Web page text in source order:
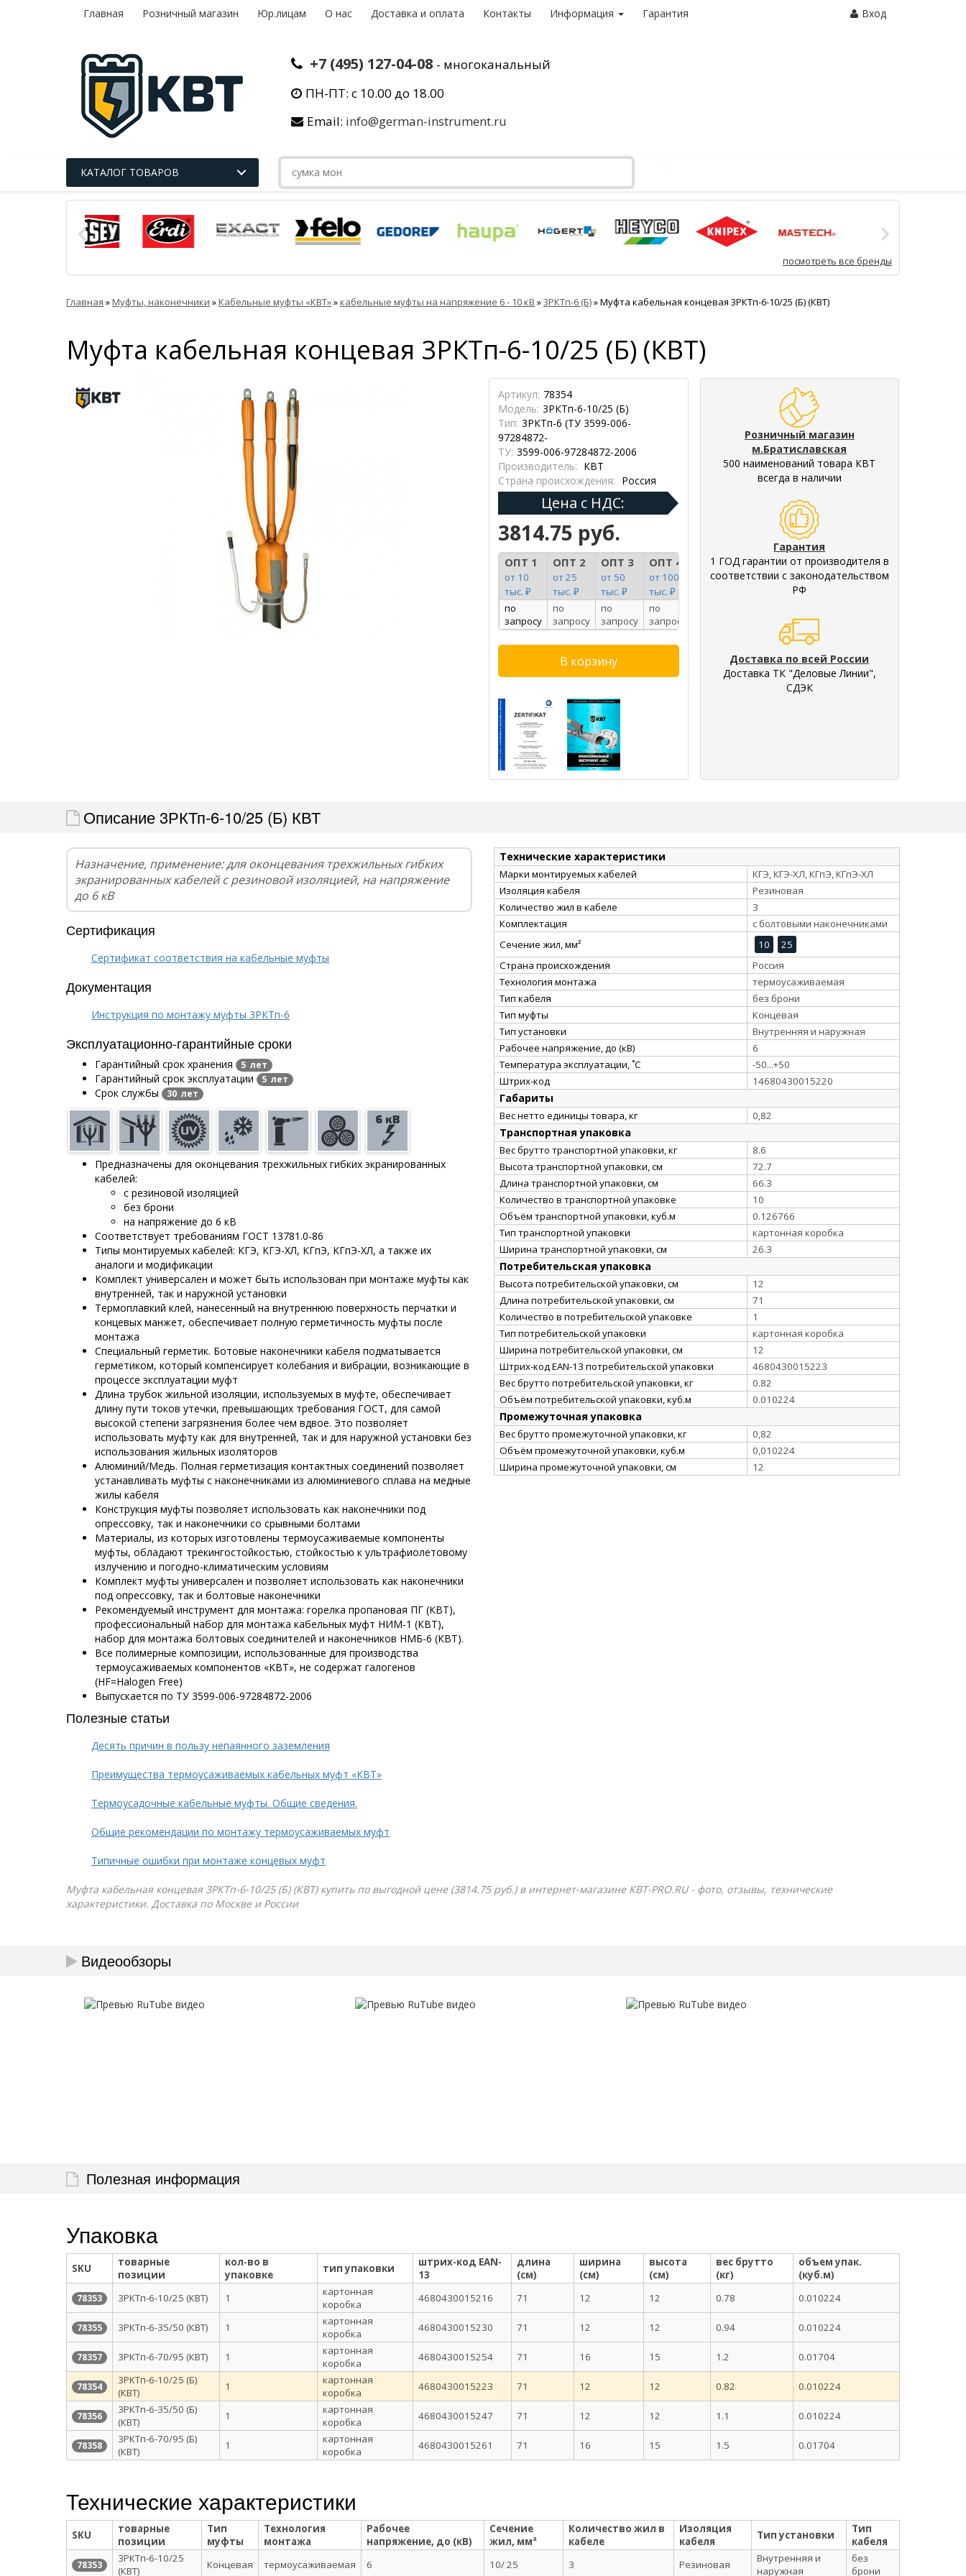
Главная Розничный магазин Юр.лицам О нас Доставка и оплата Контакты Информация Гарантия Вход
+7 (495) 127-04-08 - многоканальный
ПН-ПТ: с 10.00 до 18.00
Email: info@german-instrument.ru
КАТАЛОГ ТОВАРОВ
посмотреть все бренды
Главная »Муфты, наконечники »Кабельные муфты «КВТ»»кабельные муфты на напряжение 6 - 10 кВ »3РКТп-6 (Б)»Муфта кабельная концевая 3РКТп-6-10/25 (Б) (КВТ)
Муфта кабельная концевая 3РКТп-6-10/25 (Б) (КВТ)
Артикул: 78354
Модель: 3РКТп-6-10/25 (Б)
Тип: 3РКТп-6 (ТУ 3599-006-
97284872-
ТУ: 3599-006-97284872-2006
Производитель: КВТ
Страна происхождения: Россия
Цена с НДС:
3814.75 руб.
ОПТ 1
от 10
тыс. ₽
ОПТ 2
от 25
тыс. ₽
ОПТ 3
от 50
тыс. ₽
ОПТ 4
от 100
тыс. ₽
по
запросу
по
запросу
по
запросу
по
запросу
Розничный магазин
м.Братиславская
500 наименований товара КВТ
всегда в наличии
Гарантия
1 ГОД гарантии от производителя в
соответствии с законодательством
РФ
Доставка по всей России
Доставка ТК "Деловые Линии",
СДЭК
Описание 3РКТп-6-10/25 (Б) КВТ
Назначение, применение: для оконцевания трехжильных гибких
экранированных кабелей с резиновой изоляцией, на напряжение
до 6 кВ
Сертификация
Сертификат соответствия на кабельные муфты
Документация
Инструкция по монтажу муфты 3РКТп-6
Эксплуатационно-гарантийные сроки
Гарантийный срок хранения 5 лет
Гарантийный срок эксплуатации 5 лет
Срок службы 30 лет
Предназначены для оконцевания трехжильных гибких экранированных
кабелей:
с резиновой изоляцией
без брони
на напряжение до 6 кВ
Соответствует требованиям ГОСТ 13781.0-86
Типы монтируемых кабелей: КГЭ, КГЭ-ХЛ, КГпЭ, КГпЭ-ХЛ, а также их
аналоги и модификации
Комплект универсален и может быть использован при монтаже муфты как
внутренней, так и наружной установки
Термоплавкий клей, нанесенный на внутреннюю поверхность перчатки и
концевых манжет, обеспечивает полную герметичность муфты после
монтажа
Специальный герметик. Ботовые наконечники кабеля подматывается
герметиком, который компенсирует колебания и вибрации, возникающие в
процессе эксплуатации муфт
Длина трубок жильной изоляции, используемых в муфте, обеспечивает
длину пути токов утечки, превышающих требования ГОСТ, для самой
высокой степени загрязнения более чем вдвое. Это позволяет
использовать муфту как для внутренней, так и для наружной установки без
использования жильных изоляторов
Алюминий/Медь. Полная герметизация контактных соединений позволяет
устанавливать муфты с наконечниками из алюминиевого сплава на медные
жилы кабеля
Конструкция муфты позволяет использовать как наконечники под
опрессовку, так и наконечники со срывными болтами
Материалы, из которых изготовлены термоусаживаемые компоненты
муфты, обладают трекингостойкостью, стойкостью к ультрафиолетовому
излучению и погодно-климатическим условиям
Комплект муфты универсален и позволяет использовать как наконечники
под опрессовку, так и болтовые наконечники
Рекомендуемый инструмент для монтажа: горелка пропановая ПГ (КВТ),
профессиональный набор для монтажа кабельных муфт НИМ-1 (КВТ),
набор для монтажа болтовых соединителей и наконечников НМБ-6 (КВТ).
Все полимерные композиции, использованные для производства
термоусаживаемых компонентов «КВТ», не содержат галогенов
(HF=Halogen Free)
Выпускается по ТУ 3599-006-97284872-2006
Полезные статьи
Десять причин в пользу непаянного заземления
Преимущества термоусаживаемых кабельных муфт «КВТ»
Термоусадочные кабельные муфты. Общие сведения.
Общие рекомендации по монтажу термоусаживаемых муфт
Типичные ошибки при монтаже концевых муфт
Технические характеристики
Марки монтируемых кабелей
КГЭ, КГЭ-ХЛ, КГпЭ, КГпЭ-ХЛ
Изоляция кабеля
Резиновая
Количество жил в кабеле
3
Комплектация
с болтовыми наконечниками
Сечение жил, мм²
10
25
Страна происхождения
Россия
Технология монтажа
термоусаживаемая
Тип кабеля
без брони
Тип муфты
Концевая
Тип установки
Внутренняя и наружная
Рабочее напряжение, до (кВ)
6
Температура эксплуатации, ˚С
-50...+50
Штрих-код
14680430015220
Габариты
Вес нетто единицы товара, кг 0,82
Транспортная упаковка
Вес брутто транспортной упаковки, кг
8.6
Высота транспортной упаковки, см
72.7
Длина транспортной упаковки, см
66.3
Количество в транспортной упаковке
10
Объём транспортной упаковки, куб.м
0.126766
Тип транспортной упаковки
картонная коробка
Ширина транспортной упаковки, см
26.3
Потребительская упаковка
Высота потребительской упаковки, см
12
Длина потребительской упаковки, см
71
Количество в потребительской упаковке
1
Тип потребительской упаковки
картонная коробка
Ширина потребительской упаковки, см
12
Штрих-код EAN-13 потребительской упаковки
4680430015223
Вес брутто потребительской упаковки, кг
0.82
Объём потребительской упаковки, куб.м
0.010224
Промежуточная упаковка
Вес брутто промежуточной упаковки, кг
0,82
Объём промежуточной упаковки, куб.м
0,010224
Ширина промежуточной упаковки, см
12
Муфта кабельная концевая 3РКТп-6-10/25 (Б) (КВТ) купить по выгодной цене (3814.75 руб.) в интернет-магазине КВТ-PRO.RU - фото, отзывы, технические
характеристики. Доставка по Москве и России
Видеообзоры
Полезная информация
Упаковка
SKU
товарные
позиции
кол-во в
упаковке
тип упаковки
штрих-код EAN-
13
длина
(см)
ширина
(см)
высота
(см)
вес брутто
(кг)
объем упак.
(куб.м)
78353 3РКТп-6-10/25 (КВТ) 1
картонная
коробка
4680430015216 71 12 12 0.78 0.010224
78355 3РКТп-6-35/50 (КВТ) 1
картонная
коробка
4680430015230 71 12 12 0.94 0.010224
78357 3РКТп-6-70/95 (КВТ) 1
картонная
коробка
4680430015254 71 16 15 1.2 0.01704
78354
3РКТп-6-10/25 (Б)
(КВТ)
1
картонная
коробка
4680430015223 71 12 12 0.82 0.010224
78356
3РКТп-6-35/50 (Б)
(КВТ)
1
картонная
коробка
4680430015247 71 12 12 1.1 0.010224
78358
3РКТп-6-70/95 (Б)
(КВТ)
1
картонная
коробка
4680430015261 71 16 15 1.5 0.01704
Технические характеристики
SKU
товарные
позиции
Тип
муфты
Технология
монтажа
Рабочее
напряжение, до (кВ)
Сечение
жил, мм²
Количество жил в
кабеле
Изоляция
кабеля
Тип установки
Тип
кабеля
78353
3РКТп-6-10/25
(КВТ)
Концевая термоусаживаемая 6 10/ 25 3 Резиновая
Внутренняя и
наружная
без
брони